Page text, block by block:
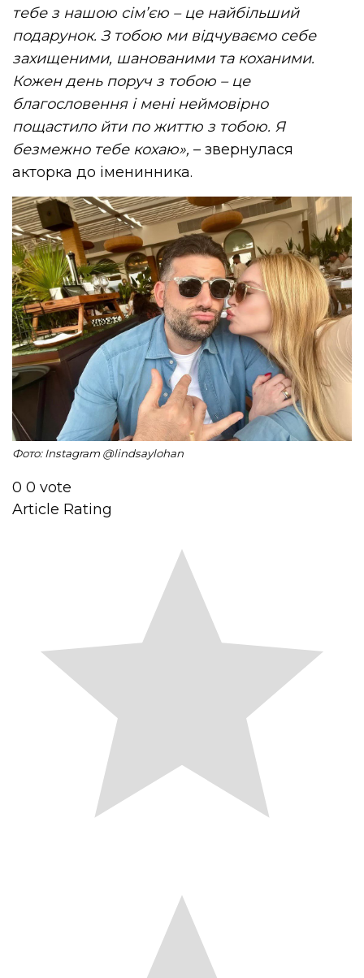
тебе з нашою сім’єю – це найбільший
подарунок. З тобою ми відчуваємо себе
захищеними, шанованими та коханими.
Кожен день поруч з тобою – це
благословення і мені неймовірно
пощастило йти по життю з тобою. Я
безмежно тебе кохаю», – звернулася
акторка до іменинника.
Фото: Instagram @lindsaylohan
0 0 vote
Article Rating